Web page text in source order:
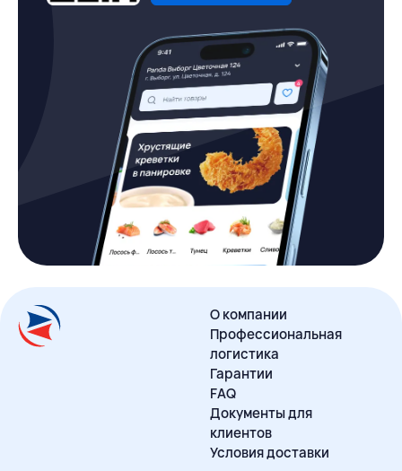
О компании
Профессиональная
логистика
Гарантии
FAQ
Документы для
клиентов
Условия доставки